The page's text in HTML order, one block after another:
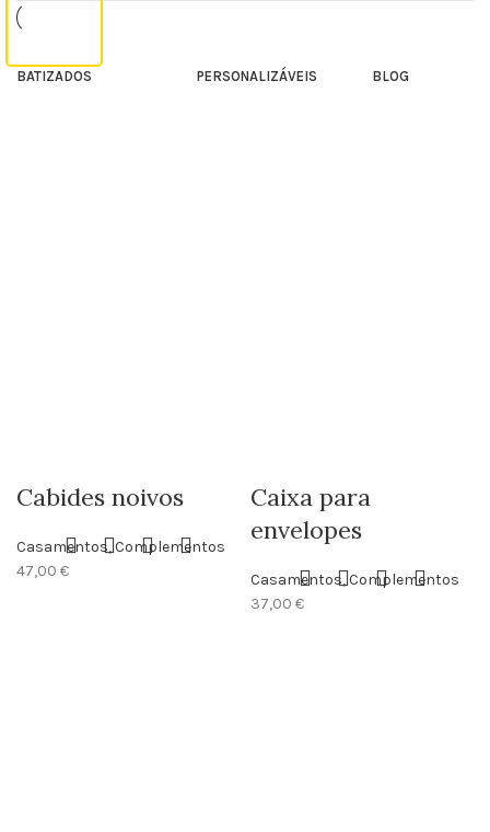
Cabides noivos
Casamentos,Complementos
47,00 €
Caixa para
envelopes
Casamentos,Complementos
37,00 €
BATIZADOS PERSONALIZÁVEIS
Faça Você Mesmo
BLOG